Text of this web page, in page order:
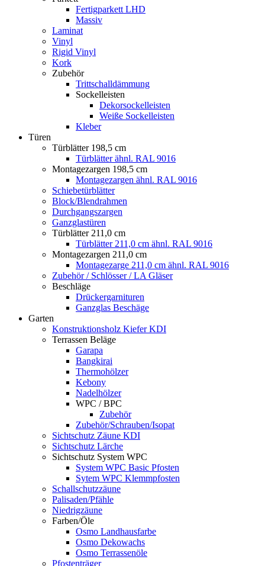
Fertigparkett LHD
Massiv
Laminat
Vinyl
Rigid Vinyl
Kork
Zubehör
Trittschalldämmung
Sockelleisten
Dekorsockelleisten
Weiße Sockelleisten
Kleber
Türen
Türblätter 198,5 cm
Türblätter ähnl. RAL 9016
Montagezargen 198,5 cm
Montagezargen ähnl. RAL 9016
Schiebetürblätter
Block/Blendrahmen
Durchgangszargen
Ganzglastüren
Türblätter 211,0 cm
Türblätter 211,0 cm ähnl. RAL 9016
Montagezargen 211,0 cm
Montagezarge 211,0 cm ähnl. RAL 9016
Zubehör / Schlösser / LA Gläser
Beschläge
Drückergarnituren
Ganzglas Beschäge
Garten
Konstruktionsholz Kiefer KDI
Terrassen Beläge
Garapa
Bangkirai
Thermohölzer
Kebony
Nadelhölzer
WPC / BPC
Zubehör
Zubehör/Schrauben/Isopat
Sichtschutz Zäune KDI
Sichtschutz Lärche
Sichtschutz System WPC
System WPC Basic Pfosten
Sytem WPC Klemmpfosten
Schallschutzzäune
Palisaden/Pfähle
Niedrigzäune
Farben/Öle
Osmo Landhausfarbe
Osmo Dekowachs
Osmo Terrassenöle
Pfostenträger